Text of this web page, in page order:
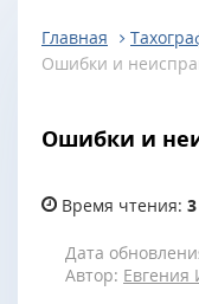
Главная
Ошибки и
Ошибки и
Время чтения:
Дата
Автор: Евгения